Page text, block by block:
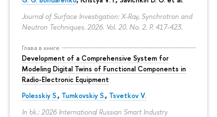
Journal of Surface Investigation: X-Ray, Synchrotron and
Neutron Techniques. 2026. Vol. 20. No. 2. P. 417-423.
Глава в книге
Development of a Comprehensive System for
Modeling Digital Twins of Functional Components in
Radio-Electronic Equipment
Polesskiy S., Tumkovskiy S., Tsvetkov V.
In bk.: 2026 International Russian Smart Industry